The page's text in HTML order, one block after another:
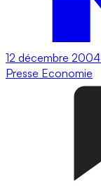
12 décembre 2004
Presse Economie